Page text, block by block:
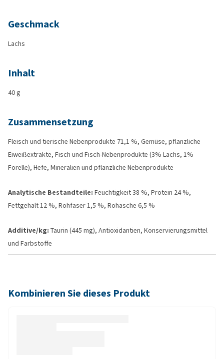
Geschmack
Lachs
Inhalt
40 g
Zusammensetzung
Fleisch und tierische Nebenprodukte 71,1 %, Gemüse, pflanzliche
Eiweißextrakte, Fisch und Fisch-Nebenprodukte (3% Lachs, 1%
Forelle), Hefe, Mineralien und pflanzliche Nebenprodukte
Analytische Bestandteile: Feuchtigkeit 38 %, Protein 24 %,
Fettgehalt 12 %, Rohfaser 1,5 %, Rohasche 6,5 %
Additive/kg: Taurin (445 mg), Antioxidantien, Konservierungsmittel
und Farbstoffe
Kombinieren Sie dieses Produkt